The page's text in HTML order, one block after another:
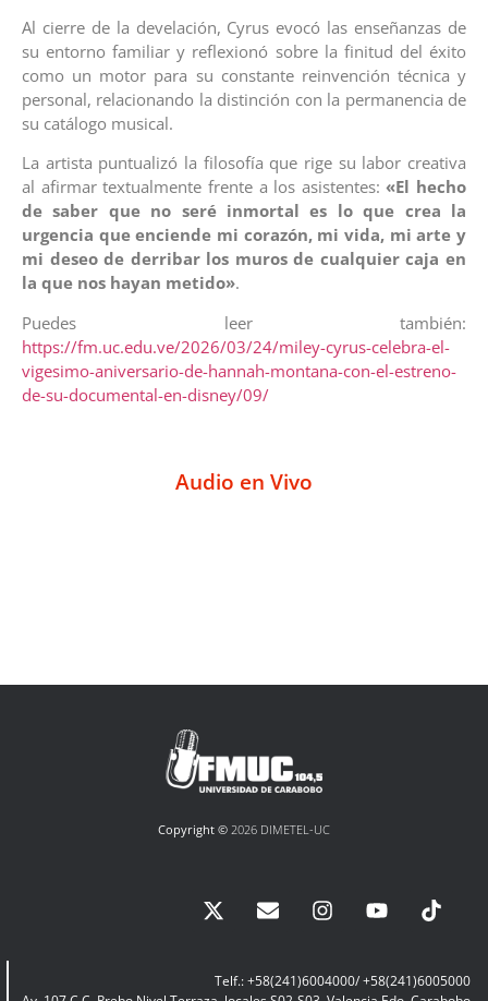
Al cierre de la develación, Cyrus evocó las enseñanzas de
su entorno familiar y reflexionó sobre la finitud del éxito
como un motor para su constante reinvención técnica y
personal, relacionando la distinción con la permanencia de
su catálogo musical.
La artista puntualizó la filosofía que rige su labor creativa
al afirmar textualmente frente a los asistentes:«El hecho
de saber que no seré inmortal es lo que crea la
urgencia que enciende mi corazón, mi vida, mi arte y
mi deseo de derribar los muros de cualquier caja en
la que nos hayan metido».
Puedes leer también:
https://fm.uc.edu.ve/2026/03/24/miley-cyrus-celebra-el-
vigesimo-aniversario-de-hannah-montana-con-el-estreno-
de-su-documental-en-disney/09/
Audio en Vivo
Copyright © 2026 DIMETEL-UC
Telf.: +58(241)6004000/ +58(241)6005000